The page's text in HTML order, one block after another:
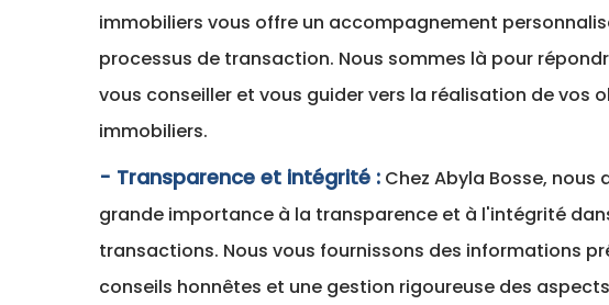
immobiliers vous offre un accompagnement
processus de transaction. Nous sommes là pour
vous conseiller et vous guider vers la réalisation de vos
immobiliers.
- Transparence et intégrité : Chez Abyla Bosse, nous
grande importance à la transparence et à l'intégrité
transactions. Nous vous fournissons des informations
conseils honnêtes et une gestion rigoureuse des